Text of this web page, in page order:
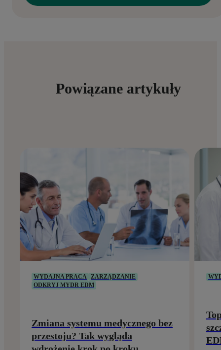
Powiązane artykuły
WYDAJNA PRACA ZARZĄDZANIE
ODKRYJ MYDR EDM
Zmiana systemu medycznego bez
przestoju? Tak wygląda